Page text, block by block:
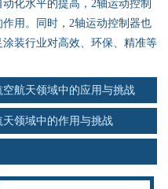
行业新闻
资质荣誉
产品应用
联系电话
化水平的提高，2轴运动控制
用。同时，2轴运动控制器也
装行业对高效、环保、精准等
航天领域中的应用与挑战
领域中的作用与挑战